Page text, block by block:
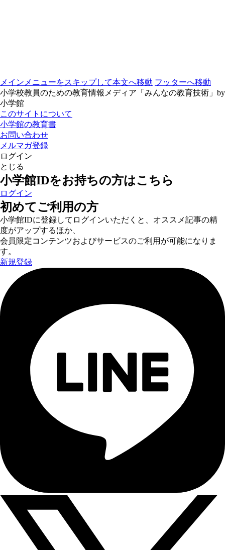
メインメニューをスキップして本文へ移動 フッターへ移動
小学校教員のための教育情報メディア「みんなの教育技術」by
小学館
このサイトについて
小学館の教育書
お問い合わせ
メルマガ登録
ログイン
とじる
小学館IDをお持ちの方はこちら
ログイン
初めてご利用の方
小学館IDに登録してログインいただくと、オススメ記事の精
度がアップするほか、
会員限定コンテンツおよびサービスのご利用が可能になりま
す。
新規登録